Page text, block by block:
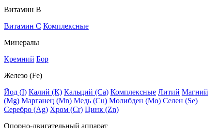
Витамин В
Витамин C Комплексные
Минералы
Кремний Бор
Железо (Fe)
Йод (I) Калий (К) Кальций (Са) Комплексные Литий Магний
(Mg) Марганец (Mn) Медь (Сu) Молибден (Мо) Селен (Se)
Серебро (Ag) Хром (Cr) Цинк (Zn)
Опорно-двигательный аппарат